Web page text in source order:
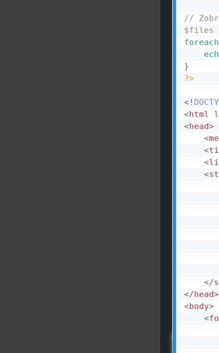
//
$files
foreach
}
?>
<!
< html
< head>
<
<
<
<
</
</ head>
< body>
<